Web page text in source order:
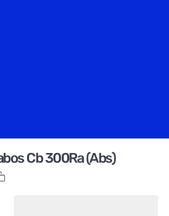
Cb 300Ra (Abs)